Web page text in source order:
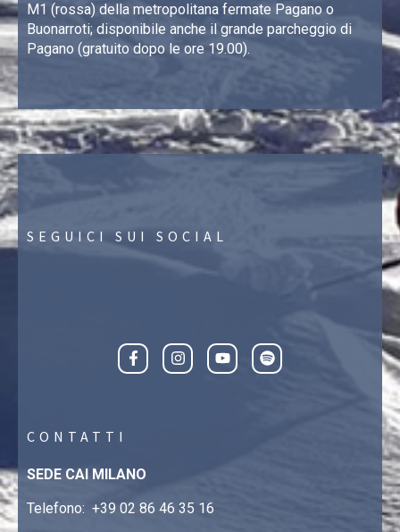
M1 (rossa) della metropolitana fermate Pagano o
Buonarroti; disponibile anche il grande parcheggio di
Pagano (gratuito dopo le ore 19.00).
SEGUICI SUI SOCIAL
CONTATTI
SEDE CAI MILANO
Telefono: +39 02 86 46 35 16